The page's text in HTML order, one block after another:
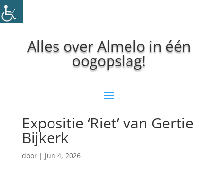
Alles over Almelo in één
oogopslag!
Expositie ‘Riet’ van Gertie
Bijkerk
door | jun 4, 2026